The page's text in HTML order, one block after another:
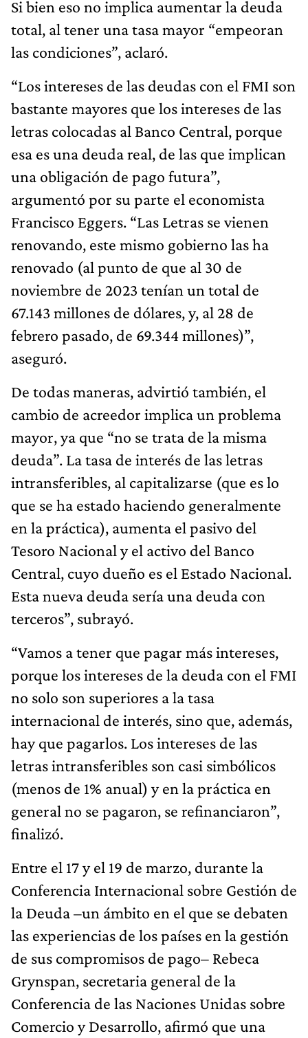
Si bien eso no implica aumentar la deuda
total, al tener una tasa mayor “empeoran
las condiciones”, aclaró.
“Los intereses de las deudas con el FMI son
bastante mayores que los intereses de las
letras colocadas al Banco Central, porque
esa es una deuda real, de las que implican
una obligación de pago futura”,
argumentó por su parte el economista
Francisco Eggers. “Las Letras se vienen
renovando, este mismo gobierno las ha
renovado (al punto de que al 30 de
noviembre de 2023 tenían un total de
67.143 millones de dólares, y, al 28 de
febrero pasado, de 69.344 millones)”,
aseguró.
De todas maneras, advirtió también, el
cambio de acreedor implica un problema
mayor, ya que “no se trata de la misma
deuda”. La tasa de interés de las letras
intransferibles, al capitalizarse (que es lo
que se ha estado haciendo generalmente
en la práctica), aumenta el pasivo del
Tesoro Nacional y el activo del Banco
Central, cuyo dueño es el Estado Nacional.
Esta nueva deuda sería una deuda con
terceros”, subrayó.
“Vamos a tener que pagar más intereses,
porque los intereses de la deuda con el FMI
no solo son superiores a la tasa
internacional de interés, sino que, además,
hay que pagarlos. Los intereses de las
letras intransferibles son casi simbólicos
(menos de 1% anual) y en la práctica en
general no se pagaron, se refinanciaron”,
finalizó.
Entre el 17 y el 19 de marzo, durante la
Conferencia Internacional sobre Gestión de
la Deuda –un ámbito en el que se debaten
las experiencias de los países en la gestión
de sus compromisos de pago– Rebeca
Grynspan, secretaria general de la
Conferencia de las Naciones Unidas sobre
Comercio y Desarrollo, afirmó que una